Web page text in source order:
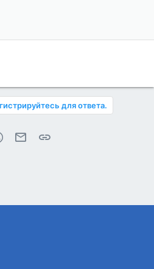
для ответа.
WhatsAppЭлектронная почта
Ссылка